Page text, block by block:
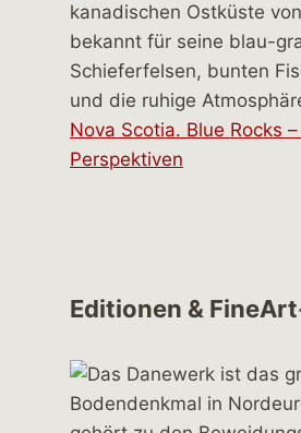
Nova Scotia. Blue Rocks
Perspektiven
Editionen &